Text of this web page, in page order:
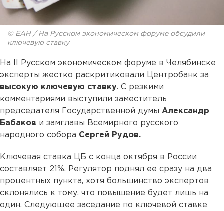
© ЕАН / На Русском экономическом форуме обсудили
ключевую ставку
На II Русском экономическом форуме в Челябинске
эксперты жестко раскритиковали Центробанк за
высокую ключевую ставку. С резкими
комментариями выступили заместитель
председателя Государственной думы Александр
Бабаков и замглавы Всемирного русского
народного собора Сергей Рудов.
Ключевая ставка ЦБ с конца октября в России
составляет 21%. Регулятор поднял ее сразу на два
процентных пункта, хотя большинство экспертов
склонялись к тому, что повышение будет лишь на
один. Следующее заседание по ключевой ставке